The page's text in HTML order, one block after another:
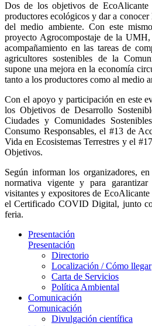
Dos de los objetivos de EcoAlicante
productores ecológicos y dar a conocer
del medio ambiente. Con este
proyecto Agrocompostaje de la UMH,
acompañamiento en las tareas de
agricultores sostenibles de la
supone una mejora en la economía
tanto a los productores como al medio
Con el apoyo y participación en este
los Objetivos de Desarrollo
Ciudades y Comunidades
Consumo Responsables, el #13 de
Vida en Ecosistemas Terrestres y el
Objetivos.
Según informan los organizadores,
normativa vigente y para
visitantes y expositores de EcoAlicante
el Certificado COVID Digital, junto
feria.
Presentación
Presentación
Directorio
Localización / Cómo llegar
Carta de Servicios
Política Ambiental
Comunicación
Comunicación
Divulgación científica